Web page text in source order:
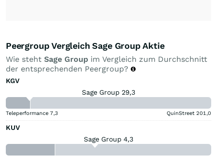
Peergroup Vergleich Sage Group Aktie
Wie steht Sage Group im Vergleich zum Durchschnitt
der entsprechenden Peergroup?
KGV
Sage Group 29,3
Teleperformance 7,3 QuinStreet 201,0
KUV
Sage Group 4,3